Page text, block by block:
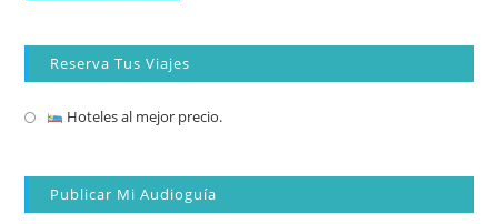
Reserva Tus Viajes
Hoteles al mejor precio.
Publicar Mi Audioguía